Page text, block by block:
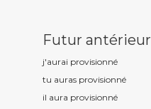
Futur antérieur
j'aurai provisionné
tu auras provisionné
il aura provisionné